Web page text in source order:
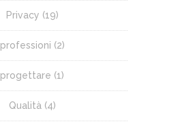
Privacy (19)
professioni (2)
progettare (1)
Qualità(4)